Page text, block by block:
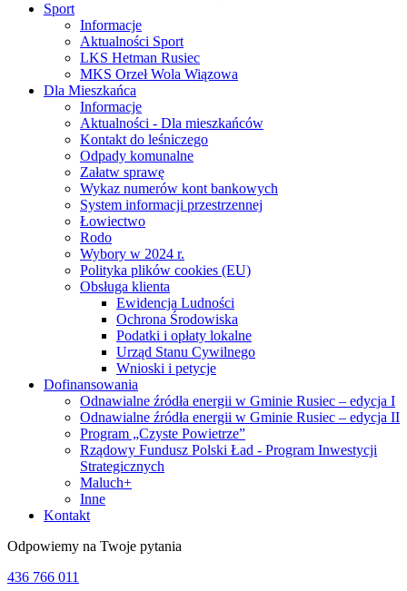
Sport
Informacje
Aktualności Sport
LKS Hetman Rusiec
MKS Orzeł Wola Wiązowa
Dla Mieszkańca
Informacje
Aktualności - Dla mieszkańców
Kontakt do leśniczego
Odpady komunalne
Załatw sprawę
Wykaz numerów kont bankowych
System informacji przestrzennej
Łowiectwo
Rodo
Wybory w 2024 r.
Polityka plików cookies (EU)
Obsługa klienta
Ewidencja Ludności
Ochrona Środowiska
Podatki i opłaty lokalne
Urząd Stanu Cywilnego
Wnioski i petycje
Dofinansowania
Odnawialne źródła energii w Gminie Rusiec – edycja I
Odnawialne źródła energii w Gminie Rusiec – edycja II
Program „Czyste Powietrze”
Rządowy Fundusz Polski Ład - Program Inwestycji
Strategicznych
Maluch+
Inne
Kontakt
Odpowiemy na Twoje pytania
436 766 011